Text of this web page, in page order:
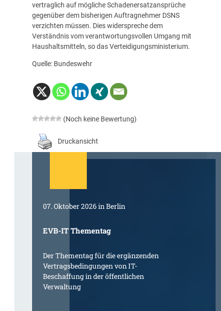
vertraglich auf mögliche Schadenersatzansprüche
gegenüber dem bisherigen Auftragnehmer DSNS
verzichten müssen. Dies widerspreche dem
Verständnis vom verantwortungsvollen Umgang mit
Haushaltsmitteln, so das Verteidigungsministerium.
Quelle: Bundeswehr
(Noch keine Bewertung)
Druckansicht
07. Oktober 2026 in Berlin
EVB-IT Thementag
Der Thementag für die ergänzenden
Vertragsbedingungen von IT-
Beschaffung in der öffentlichen
Verwaltung